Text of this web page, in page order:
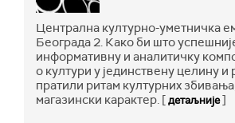
Централна културно-уметничка
Београда 2. Како би што
информативну и аналитичку
о култури у јединствену целину
пратили ритам културних
магазински карактер. [детаљније]